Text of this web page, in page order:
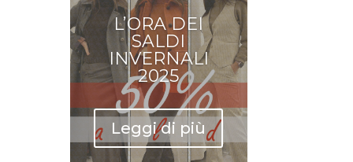
L’ORA DEI
SALDI
INVERNALI
2025
Leggi di più